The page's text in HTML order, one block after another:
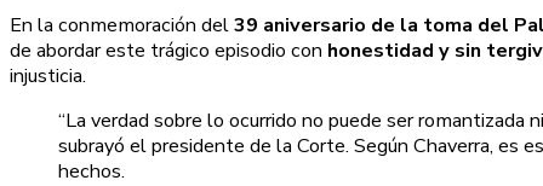
En la conmemoración del39 aniversario de la toma del
de abordar este trágico episodio con honestidad y sin
injusticia.
“La verdad sobre lo ocurrido no puede ser romantizada
subrayó el presidente de la Corte. Según Chaverra, es
hechos.